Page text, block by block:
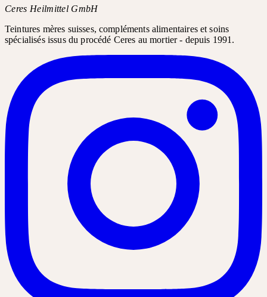
Ceres Heilmittel GmbH
Teintures mères suisses, compléments alimentaires et soins
spécialisés issus du procédé Ceres au mortier - depuis 1991.